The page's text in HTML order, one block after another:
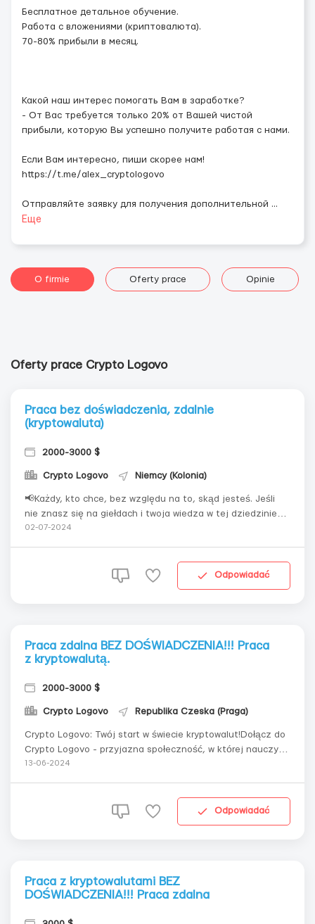
Бесплатное детальное обучение.
Работа с вложениями (криптовалюта).
70-80% прибыли в месяц.
Какой наш интерес помогать Вам в заработке?
- От Вас требуется только 20% от Вашей чистой
прибыли, которую Вы успешно получите работая с нами.
Если Вам интересно, пиши скорее нам!
https://t.me/alex_cryptologovo
Отправляйте заявку для получения дополнительной ...
Еще
O firmie Oferty prace Opinie
Oferty prace Crypto Logovo
Praca bez doświadczenia, zdalnie
(kryptowaluta)
2000-3000 $
Crypto Logovo Niemcy (Kolonia)
📢Każdy, kto chce, bez względu na to, skąd jesteś. Jeśli
nie znasz się na giełdach i twoja wiedza w tej dziedzinie
jest zerowa. Możesz przejść darmowe szkolenie 🏆 Jeśli
02-07-2024
Odpowiadać
Praca zdalna BEZ DOŚWIADCZENIA!!! Praca
z kryptowalutą.
2000-3000 $
Crypto Logovo Republika Czeska (Praga)
Crypto Logovo: Twój start w świecie kryptowalut!Dołącz do
Crypto Logovo - przyjazna społeczność, w której nauczysz
się świata kryptowalut i zaczniesz zarabiać już dziś!Co
podstaw!Bez znajomoś...
13-06-2024
Odpowiadać
Praca z kryptowalutami BEZ
DOŚWIADCZENIA!!! Praca zdalna